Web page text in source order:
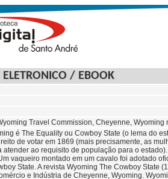
ELETRONICO / EBOOK
Travel Commission, Cheyenne, Wyoming
é The Equality ou Cowboy State (o lema do
de votar em 1869 (mais precisamente, as
ao requisito de população para o
vaqueiro montado em um cavalo foi adotado
State. A revista Wyoming The Cowboy State
e Indústria de Cheyenne, Wyoming.